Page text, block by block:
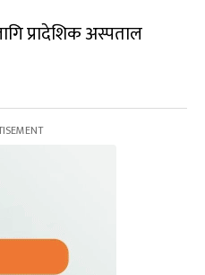
प्रादेशिक अस्पताल